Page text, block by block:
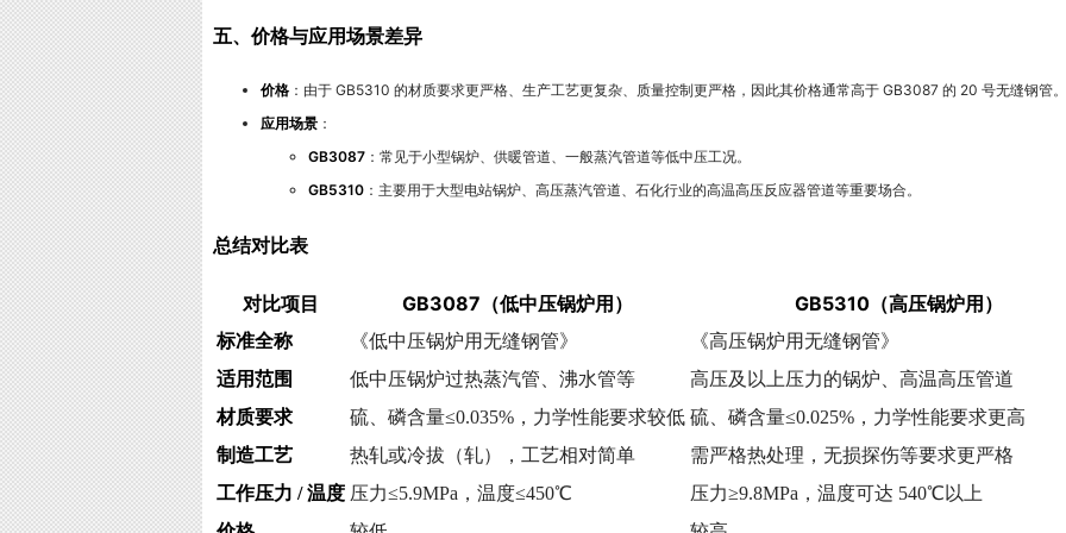
五、价格与应用场景差异
价格：由于 GB5310 的材质要求更严格、生产工艺更复杂、质量控制更严格，因此其价格通常高于 GB3087 的 20 号无缝钢管。
应用场景：
GB3087：常见于小型锅炉、供暖管道、一般蒸汽管道等低中压工况。
GB5310：主要用于大型电站锅炉、高压蒸汽管道、石化行业的高温高压反应器管道等重要场合。
总结对比表
对比项目 GB3087（低中压锅炉用） GB5310（高压锅炉用）
标准全称 《低中压锅炉用无缝钢管》
《高压锅炉用无缝钢管》
适用范围
低中压锅炉过热蒸汽管、沸水管等
高压及以上压力的锅炉、高温高压管道
材质要求
硫、磷含量≤0.035%，力学性能要求较低 硫、磷含量≤0.025%，力学性能要求更高
制造工艺
热轧或冷拔（轧），工艺相对简单
需严格热处理，无损探伤等要求更严格
工作压力 / 温度 压力≤5.9MPa，温度≤450℃
压力≥9.8MPa，温度可达 540℃以上